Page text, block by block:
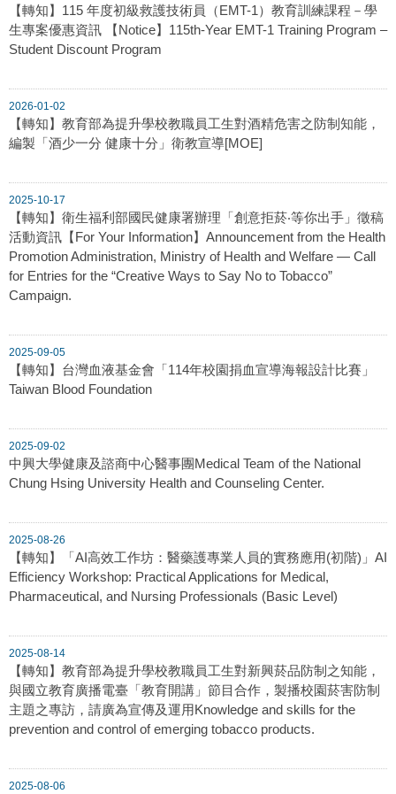
【轉知】115 年度初級救護技術員（EMT-1）教育訓練課程－學
生專案優惠資訊 【Notice】115th-Year EMT-1 Training Program –
Student Discount Program
2026-01-02
【轉知】教育部為提升學校教職員工生對酒精危害之防制知能，
編製「酒少一分 健康十分」衛教宣導[MOE]
2025-10-17
【轉知】衛生福利部國民健康署辦理「創意拒菸‧等你出手」徵稿
活動資訊【For Your Information】Announcement from the Health
Promotion Administration, Ministry of Health and Welfare — Call
for Entries for the “Creative Ways to Say No to Tobacco”
Campaign.
2025-09-05
【轉知】台灣血液基金會「114年校園捐血宣導海報設計比賽」
Taiwan Blood Foundation
2025-09-02
中興大學健康及諮商中心醫事團Medical Team of the National
Chung Hsing University Health and Counseling Center.
2025-08-26
【轉知】「AI高效工作坊：醫藥護專業人員的實務應用(初階)」AI
Efficiency Workshop: Practical Applications for Medical,
Pharmaceutical, and Nursing Professionals (Basic Level)
2025-08-14
【轉知】教育部為提升學校教職員工生對新興菸品防制之知能，
與國立教育廣播電臺「教育開講」節目合作，製播校園菸害防制
主題之專訪，請廣為宣傳及運用Knowledge and skills for the
prevention and control of emerging tobacco products.
2025-08-06